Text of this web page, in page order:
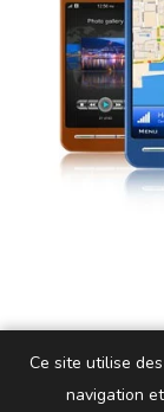
Ce site utilise
navigation